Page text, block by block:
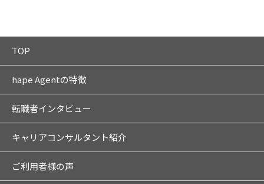
TOP
hape Agentの特徴
転職者インタビュー
キャリアコンサルタント紹介
ご利用者様の声